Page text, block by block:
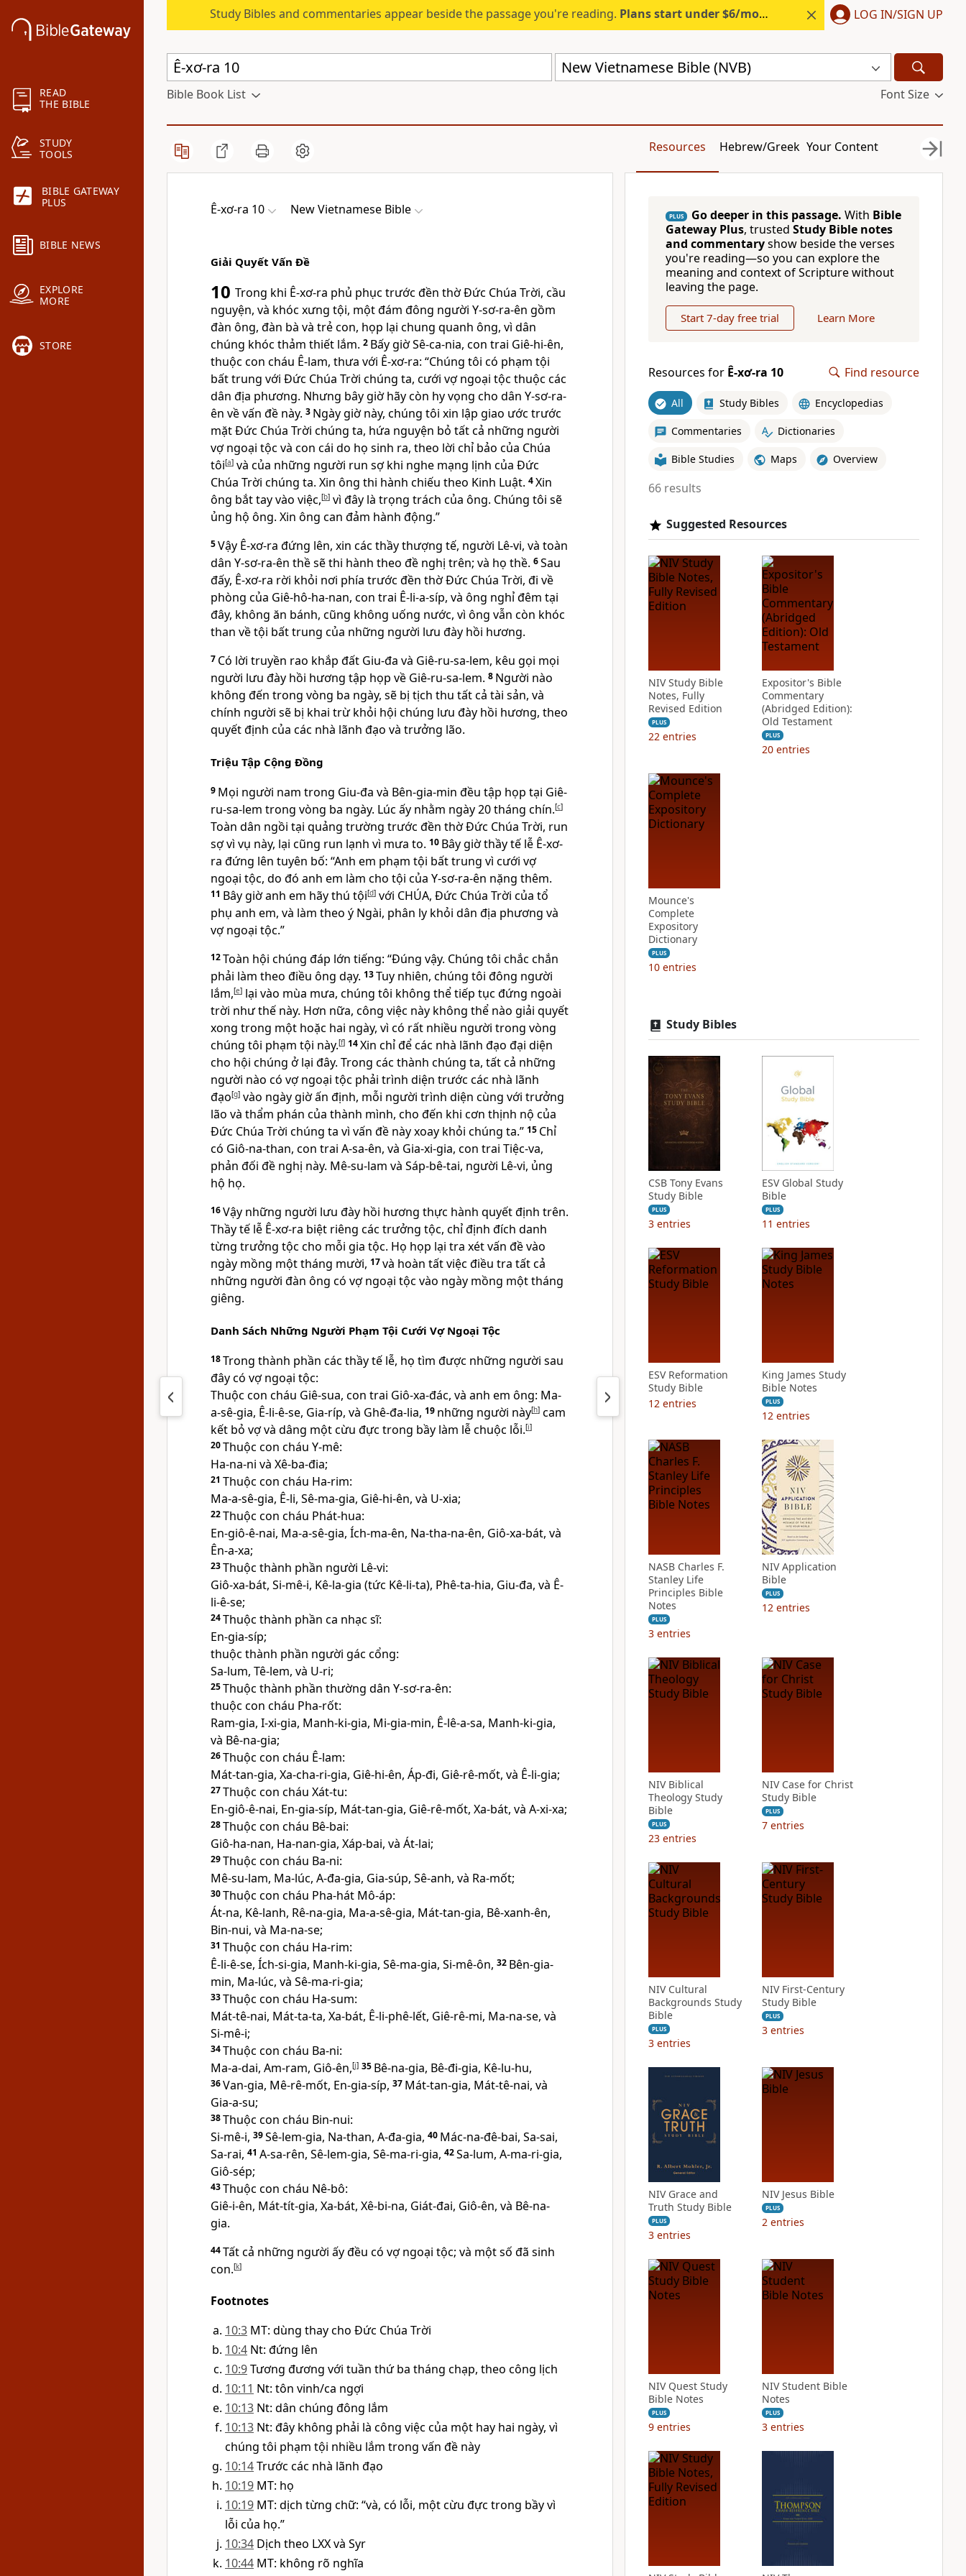
READ
THE BIBLE
STUDY
TOOLS
BIBLE GATEWAY
PLUS
BIBLE NEWS
EXPLORE
MORE
STORE
Study Bibles and commentaries appear beside the passage you're reading. Plans start under $6/month. Start free. LOG IN/SIGN UP
New Vietnamese Bible (NVB)
Bible Book List Font Size
Resources Hebrew/Greek Your Content
Ê-xơ-ra 10 New Vietnamese Bible
Giải Quyết Vấn Đề
10 Trong khi Ê-xơ-ra phủ phục trước đền thờ Đức Chúa Trời, cầu
nguyện, và khóc xưng tội, một đám đông người Y-sơ-ra-ên gồm
đàn ông, đàn bà và trẻ con, họp lại chung quanh ông, vì dân
chúng khóc thảm thiết lắm. 2 Bấy giờ Sê-ca-nia, con trai Giê-hi-ên,
thuộc con cháu Ê-lam, thưa với Ê-xơ-ra: “Chúng tôi có phạm tội
bất trung với Đức Chúa Trời chúng ta, cưới vợ ngoại tộc thuộc các
dân địa phương. Nhưng bây giờ hãy còn hy vọng cho dân Y-sơ-ra-
ên về vấn đề này. 3 Ngày giờ này, chúng tôi xin lập giao ước trước
mặt Đức Chúa Trời chúng ta, hứa nguyện bỏ tất cả những người
vợ ngoại tộc và con cái do họ sinh ra, theo lời chỉ bảo của Chúa
tôi[a] và của những người run sợ khi nghe mạng lịnh của Đức
Chúa Trời chúng ta. Xin ông thi hành chiếu theo Kinh Luật. 4Xin
ông bắt tay vào việc,[b] vì đây là trọng trách của ông. Chúng tôi sẽ
ủng hộ ông. Xin ông can đảm hành động.”
5Vậy Ê-xơ-ra đứng lên, xin các thầy thượng tế, người Lê-vi, và toàn
dân Y-sơ-ra-ên thề sẽ thi hành theo đề nghị trên; và họ thề. 6Sau
đấy, Ê-xơ-ra rời khỏi nơi phía trước đền thờ Đức Chúa Trời, đi về
phòng của Giê-hô-ha-nan, con trai Ê-li-a-síp, và ông nghỉ đêm tại
đây, không ăn bánh, cũng không uống nước, vì ông vẫn còn khóc
than về tội bất trung của những người lưu đày hồi hương.
7 Có lời truyền rao khắp đất Giu-đa và Giê-ru-sa-lem, kêu gọi mọi
người lưu đày hồi hương tập họp về Giê-ru-sa-lem. 8 Người nào
không đến trong vòng ba ngày, sẽ bị tịch thu tất cả tài sản, và
chính người sẽ bị khai trừ khỏi hội chúng lưu đày hồi hương, theo
quyết định của các nhà lãnh đạo và trưởng lão.
Triệu Tập Cộng Đồng
9 Mọi người nam trong Giu-đa và Bên-gia-min đều tập họp tại Giê-
ru-sa-lem trong vòng ba ngày. Lúc ấy nhằm ngày 20 tháng chín.[c]
Toàn dân ngồi tại quảng trường trước đền thờ Đức Chúa Trời, run
sợ vì vụ này, lại cũng run lạnh vì mưa to. 10 Bây giờ thầy tế lễ Ê-xơ-
ra đứng lên tuyên bố: “Anh em phạm tội bất trung vì cưới vợ
ngoại tộc, do đó anh em làm cho tội của Y-sơ-ra-ên nặng thêm.
11 Bây giờ anh em hãy thú tội[d] với CHÚA, Đức Chúa Trời của tổ
phụ anh em, và làm theo ý Ngài, phân ly khỏi dân địa phương và
vợ ngoại tộc.”
12Toàn hội chúng đáp lớn tiếng: “Đúng vậy. Chúng tôi chắc chắn
phải làm theo điều ông dạy. 13Tuy nhiên, chúng tôi đông người
lắm,[e] lại vào mùa mưa, chúng tôi không thể tiếp tục đứng ngoài
trời như thế này. Hơn nữa, công việc này không thể nào giải quyết
xong trong một hoặc hai ngày, vì có rất nhiều người trong vòng
chúng tôi phạm tội này.[f] 14Xin chỉ để các nhà lãnh đạo đại diện
cho hội chúng ở lại đây. Trong các thành chúng ta, tất cả những
người nào có vợ ngoại tộc phải trình diện trước các nhà lãnh
đạo[g] vào ngày giờ ấn định, mỗi người trình diện cùng với trưởng
lão và thẩm phán của thành mình, cho đến khi cơn thịnh nộ của
Đức Chúa Trời chúng ta vì vấn đề này xoay khỏi chúng ta.” 15 Chỉ
có Giô-na-than, con trai A-sa-ên, và Gia-xi-gia, con trai Tiệc-va,
phản đối đề nghị này. Mê-su-lam và Sáp-bê-tai, người Lê-vi, ủng
hộ họ.
16Vậy những người lưu đày hồi hương thực hành quyết định trên.
Thầy tế lễ Ê-xơ-ra biệt riêng các trưởng tộc, chỉ định đích danh
từng trưởng tộc cho mỗi gia tộc. Họ họp lại tra xét vấn đề vào
ngày mồng một tháng mười, 17và hoàn tất việc điều tra tất cả
những người đàn ông có vợ ngoại tộc vào ngày mồng một tháng
giêng.
Danh Sách Những Người Phạm Tội Cưới Vợ Ngoại Tộc
18Trong thành phần các thầy tế lễ, họ tìm được những người sau
đây có vợ ngoại tộc:
Thuộc con cháu Giê-sua, con trai Giô-xa-đác, và anh em ông: Ma-
a-sê-gia, Ê-li-ê-se, Gia-ríp, và Ghê-đa-lia, 19 những người này[h] cam
kết bỏ vợ và dâng một cừu đực trong bầy làm lễ chuộc lỗi.[i]
20Thuộc con cháu Y-mê:
Ha-na-ni và Xê-ba-đia;
21 Thuộc con cháu Ha-rim:
Ma-a-sê-gia, Ê-li, Sê-ma-gia, Giê-hi-ên, và U-xia;
22Thuộc con cháu Phát-hua:
En-giô-ê-nai, Ma-a-sê-gia, Ích-ma-ên, Na-tha-na-ên, Giô-xa-bát, và
Ên-a-xa;
23Thuộc thành phần người Lê-vi:
Giô-xa-bát, Si-mê-i, Kê-la-gia (tức Kê-li-ta), Phê-ta-hia, Giu-đa, và Ê-
li-ê-se;
24Thuộc thành phần ca nhạc sĩ:
En-gia-síp;
thuộc thành phần người gác cổng:
Sa-lum, Tê-lem, và U-ri;
25Thuộc thành phần thường dân Y-sơ-ra-ên:
thuộc con cháu Pha-rốt:
Ram-gia, I-xi-gia, Manh-ki-gia, Mi-gia-min, Ê-lê-a-sa, Manh-ki-gia,
và Bê-na-gia;
26Thuộc con cháu Ê-lam:
Mát-tan-gia, Xa-cha-ri-gia, Giê-hi-ên, Áp-đi, Giê-rê-mốt, và Ê-li-gia;
27Thuộc con cháu Xát-tu:
En-giô-ê-nai, En-gia-síp, Mát-tan-gia, Giê-rê-mốt, Xa-bát, và A-xi-xa;
28Thuộc con cháu Bê-bai:
Giô-ha-nan, Ha-nan-gia, Xáp-bai, và Át-lai;
29Thuộc con cháu Ba-ni:
Mê-su-lam, Ma-lúc, A-đa-gia, Gia-súp, Sê-anh, và Ra-mốt;
30Thuộc con cháu Pha-hát Mô-áp:
Át-na, Kê-lanh, Rê-na-gia, Ma-a-sê-gia, Mát-tan-gia, Bê-xanh-ên,
Bin-nui, và Ma-na-se;
31 Thuộc con cháu Ha-rim:
Ê-li-ê-se, Ích-si-gia, Manh-ki-gia, Sê-ma-gia, Si-mê-ôn, 32 Bên-gia-
min, Ma-lúc, và Sê-ma-ri-gia;
33Thuộc con cháu Ha-sum:
Mát-tê-nai, Mát-ta-ta, Xa-bát, Ê-li-phê-lết, Giê-rê-mi, Ma-na-se, và
Si-mê-i;
34Thuộc con cháu Ba-ni:
Ma-a-dai, Am-ram, Giô-ên,[j] 35 Bê-na-gia, Bê-đi-gia, Kê-lu-hu,
36Van-gia, Mê-rê-mốt, En-gia-síp, 37 Mát-tan-gia, Mát-tê-nai, và
Gia-a-su;
38Thuộc con cháu Bin-nui:
Si-mê-i, 39Sê-lem-gia, Na-than, A-đa-gia, 40 Mác-na-đê-bai, Sa-sai,
Sa-rai, 41 A-sa-rên, Sê-lem-gia, Sê-ma-ri-gia, 42Sa-lum, A-ma-ri-gia,
Giô-sép;
43Thuộc con cháu Nê-bô:
Giê-i-ên, Mát-tít-gia, Xa-bát, Xê-bi-na, Giát-đai, Giô-ên, và Bê-na-
gia.
44Tất cả những người ấy đều có vợ ngoại tộc; và một số đã sinh
con.[k]
Footnotes
10:3 MT: dùng thay cho Đức Chúa Trời
10:4 Nt: đứng lên
10:9Tương đương với tuần thứ ba tháng chạp, theo công lịch
10:11 Nt: tôn vinh/ca ngợi
10:13 Nt: dân chúng đông lắm
10:13 Nt: đây không phải là công việc của một hay hai ngày, vì
chúng tôi phạm tội nhiều lắm trong vấn đề này
10:14Trước các nhà lãnh đạo
10:19 MT: họ
10:19 MT: dịch từng chữ: “và, có lỗi, một cừu đực trong bầy vì
lỗi của họ.”
10:34 Dịch theo LXX và Syr
10:44 MT: không rõ nghĩa
PLUS Go deeper in this passage. With Bible
Gateway Plus, trusted Study Bible notes
and commentaryshow beside the verses
you're reading—so you can explore the
meaning and context of Scripture without
leaving the page.
Start 7-day free trial Learn More
Resources for Ê-xơ-ra 10 Find resource
All Study Bibles Encyclopedias
Commentaries Dictionaries
Bible Studies Maps Overview
66 results
Suggested Resources
NIV Study Bible
Notes, Fully
Revised Edition
PLUS
22 entries
Expositor's Bible
Commentary
(Abridged Edition):
Old Testament
PLUS
20 entries
Mounce's
Complete
Expository
Dictionary
PLUS
10 entries
Study Bibles
CSB Tony Evans
Study Bible
PLUS
3 entries
ESV Global Study
Bible
PLUS
11 entries
ESV Reformation
Study Bible
12 entries
King James Study
Bible Notes
PLUS
12 entries
NASB Charles F.
Stanley Life
Principles Bible
Notes
PLUS
3 entries
NIV Application
Bible
PLUS
12 entries
NIV Biblical
Theology Study
Bible
PLUS
23 entries
NIV Case for Christ
Study Bible
PLUS
7 entries
NIV Cultural
Backgrounds Study
Bible
PLUS
3 entries
NIV First-Century
Study Bible
PLUS
3 entries
NIV Grace and
Truth Study Bible
PLUS
3 entries
NIV Jesus Bible
PLUS
2 entries
NIV Quest Study
Bible Notes
PLUS
9 entries
NIV Student Bible
Notes
PLUS
3 entries